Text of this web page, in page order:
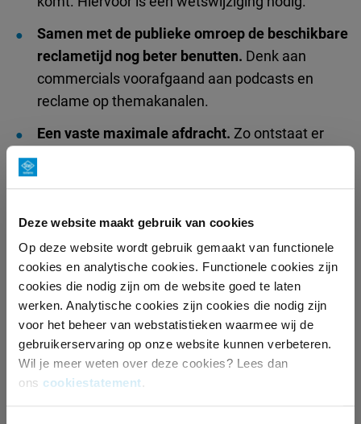
Deze website maakt gebruik van cookies
Op deze website wordt gebruik gemaakt van functionele
cookies en analytische cookies. Functionele cookies zijn
cookies die nodig zijn om de website goed te laten
werken. Analytische cookies zijn cookies die nodig zijn
voor het beheer van webstatistieken waarmee wij de
gebruikerservaring op onze website kunnen verbeteren.
Wil je meer weten over deze cookies? Lees dan
ons cookiestatement.
Samen met de publieke omroep de beschikbare
reclametijd nog beter benutten. Denk aan
commercials voorafgaand aan podcasts en
reclame op themakanalen.
Een vaste maximale afdracht. Zo ontstaat er
stabiliteit voor de publieke omroep en
duidelijkheid voor adverteerders.
Voor een stabiele bijdrage van
Ster aan de publieke omroep zijn
geen langere reclameblokken
nodig. Als commerciële